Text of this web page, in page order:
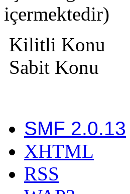
içermektedir)
Kilitli Konu
Sabit Konu
SMF 2.0.13
XHTML
RSS